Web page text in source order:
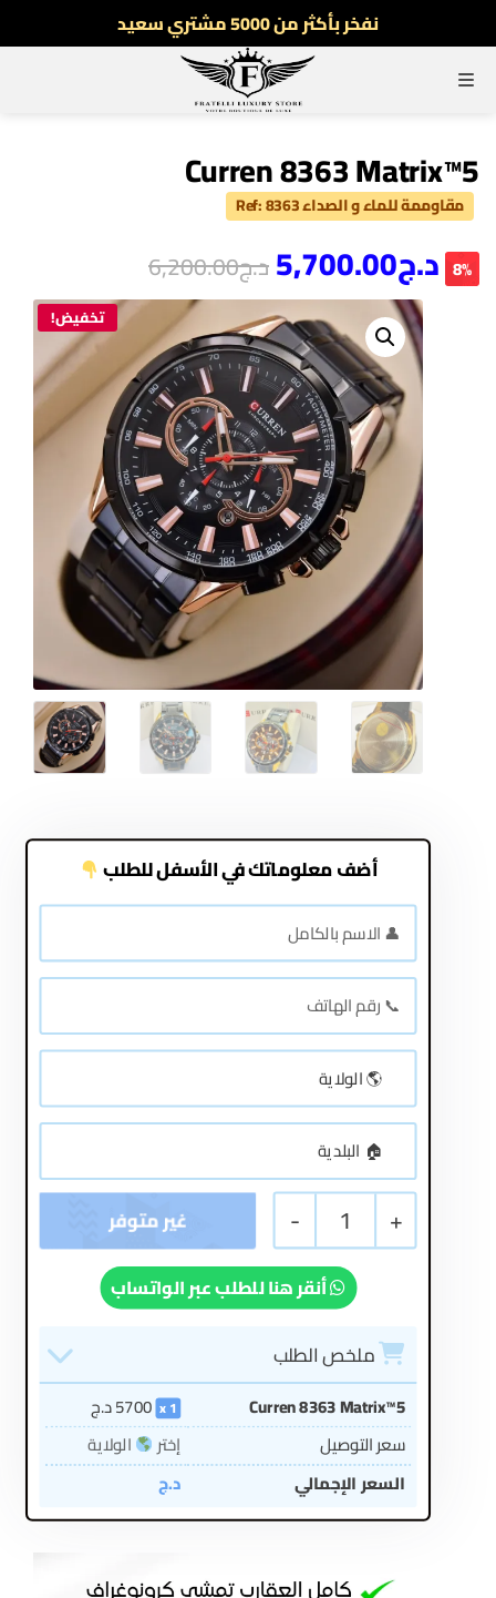
نفخر بأكثر من 5000 مشتري سعيد
أطلب الآن والدفع فقط عند استلام المنتج
توصيل سريع لجميع الولايات
القائمة
Curren 8363 Matrix™5
مقاوممة للماء و الصداء Ref: 8363
د.ج5,700.00د.ج6,200.00 8%
تخفيض!
أضف معلوماتك في الأسفل للطلب
+
1
-
أنقر هنا للطلب عبر الواتساب
ملخص الطلب
Curren 8363 Matrix™5
1
5700د.ج
سعر التوصيل
إختر
الولاية
السعر الإجمالي
د.ج